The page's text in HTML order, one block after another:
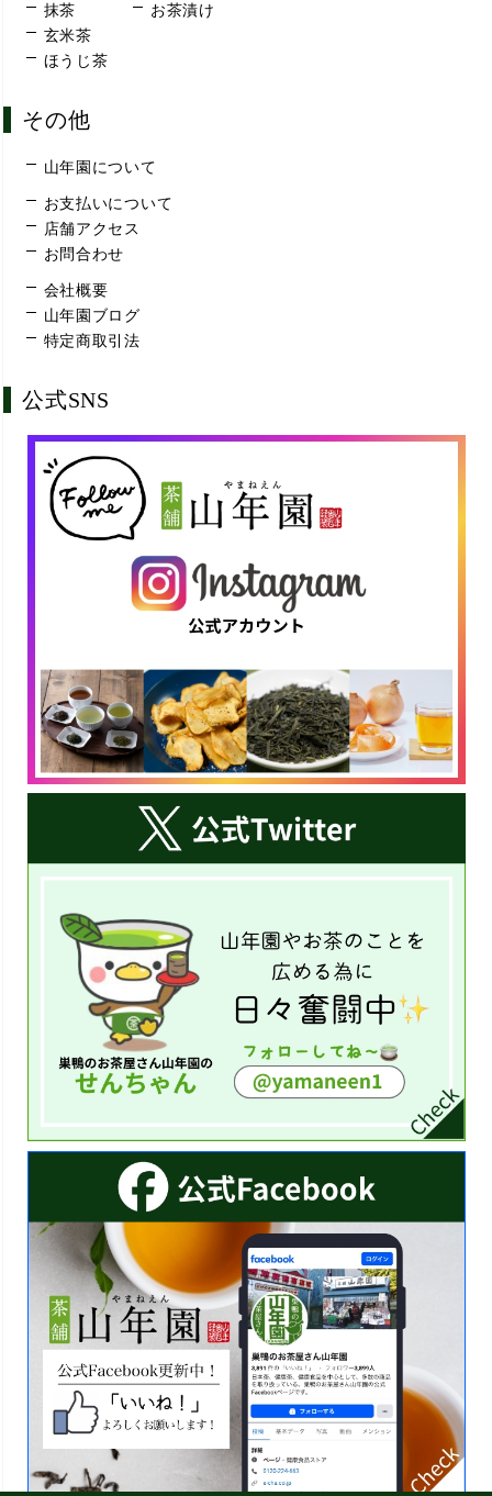
抹茶
玄米茶
ほうじ茶
お茶漬け
その他
山年園について
お支払いについて
店舗アクセス
お問合わせ
会社概要
山年園ブログ
特定商取引法
公式SNS